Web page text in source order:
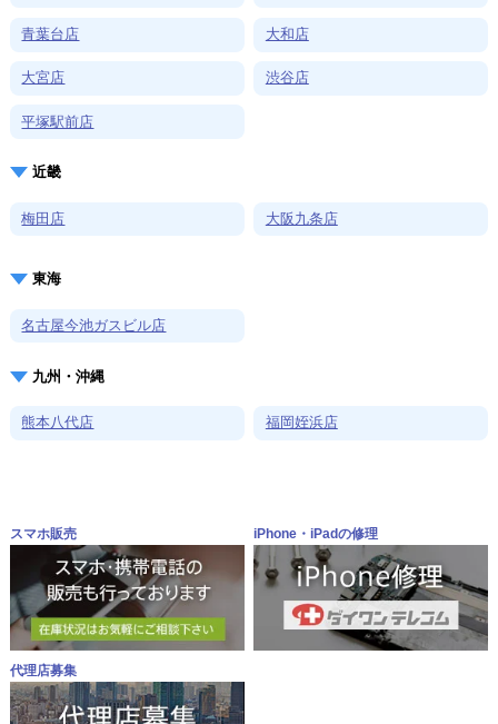
青葉台店 大和店
大宮店 渋谷店
平塚駅前店
近畿
梅田店 大阪九条店
東海
名古屋今池ガスビル店
九州・沖縄
熊本八代店 福岡姪浜店
スマホ販売 iPhone・iPadの修理
代理店募集